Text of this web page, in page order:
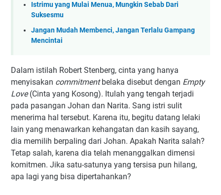
Istrimu yang Mulai Menua, Mungkin Sebab Dari
Suksesmu
Jangan Mudah Membenci, Jangan Terlalu Gampang
Mencintai
Dalam istilah Robert Stenberg, cinta yang hanya
menyisakan commitmentbelaka disebut dengan Empty
Love(Cinta yang Kosong). Itulah yang tengah terjadi
pada pasangan Johan dan Narita. Sang istri sulit
menerima hal tersebut. Karena itu, begitu datang lelaki
lain yang menawarkan kehangatan dan kasih sayang,
dia memilih berpaling dari Johan. Apakah Narita salah?
Tetap salah, karena dia telah menanggalkan dimensi
komitmen. Jika satu-satunya yang tersisa pun hilang,
apa lagi yang bisa dipertahankan?